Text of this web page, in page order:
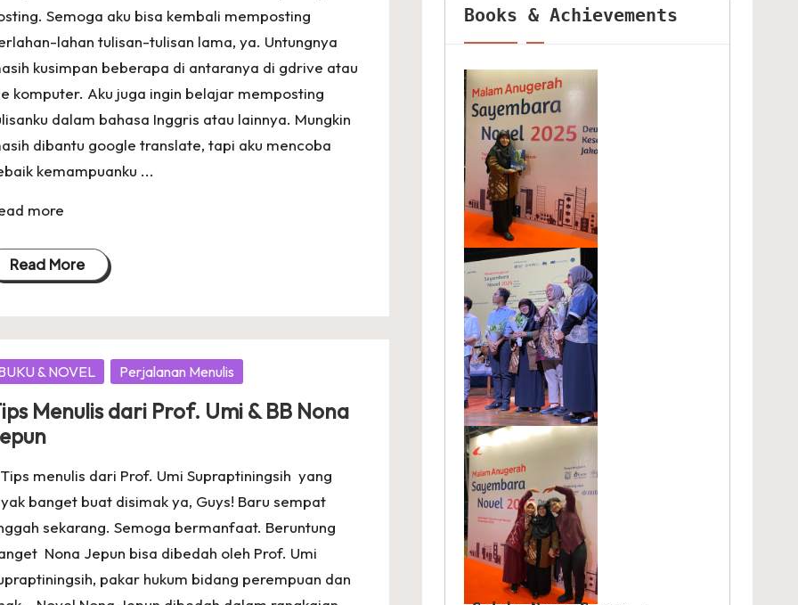
Semoga aku bisa kembali memposting
lahan tulisan-tulisan lama, ya. Untungnya
kusimpan beberapa di antaranya di gdrive atau
komputer. Aku juga ingin belajar memposting
dalam bahasa Inggris atau lainnya. Mungkin
dibantu google translate, tapi aku mencoba
kemampuanku ...
more
Read More
& NOVEL Perjalanan Menulis
Menulis dari Prof. Umi & BB Nona
menulis dari Prof. Umi Supraptiningsih yang
banget buat disimak ya, Guys! Baru sempat
sekarang. Semoga bermanfaat. Beruntung
Nona Jepun bisa dibedah oleh Prof. Umi
pakar hukum bidang perempuan dan
Books & Achievements